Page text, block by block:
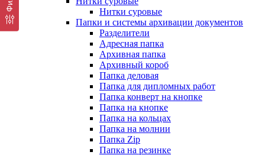
Нитки суровые
Папки и системы архивации документов
Разделители
Адресная папка
Архивная папка
Архивный короб
Папка деловая
Папка для дипломных работ
Папка конверт на кнопке
Папка на кнопке
Папка на кольцах
Папка на молнии
Папка Zip
Папка на резинке